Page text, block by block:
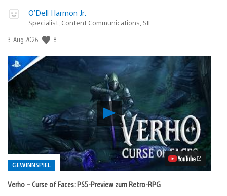
O’Dell Harmon Jr.
Specialist, Content Communications, SIE
Veröffentlichungsdatum:
3. Aug 2026 8
Verho
–
Curse
of
Faces:
PS5-
Preview
zum
Retro-
GEWINNSPIEL
Verho – Curse of Faces: PS5-Preview zum Retro-RPG